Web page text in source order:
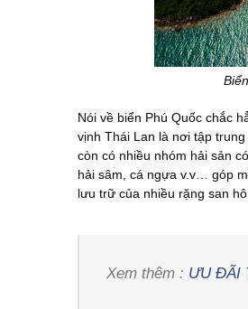
Nói về biển Phú Quốc chắc
vịnh Thái Lan là nơi tập
còn có nhiều nhóm hải sản
hải sâm, cá ngựa v.v… góp
lưu trữ của nhiều rặng san
Xem thêm : ƯU ĐÃI